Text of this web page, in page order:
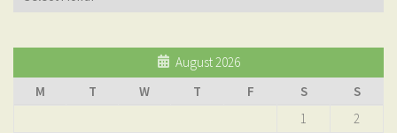
August 2026
M
T W T F S
S
1
2